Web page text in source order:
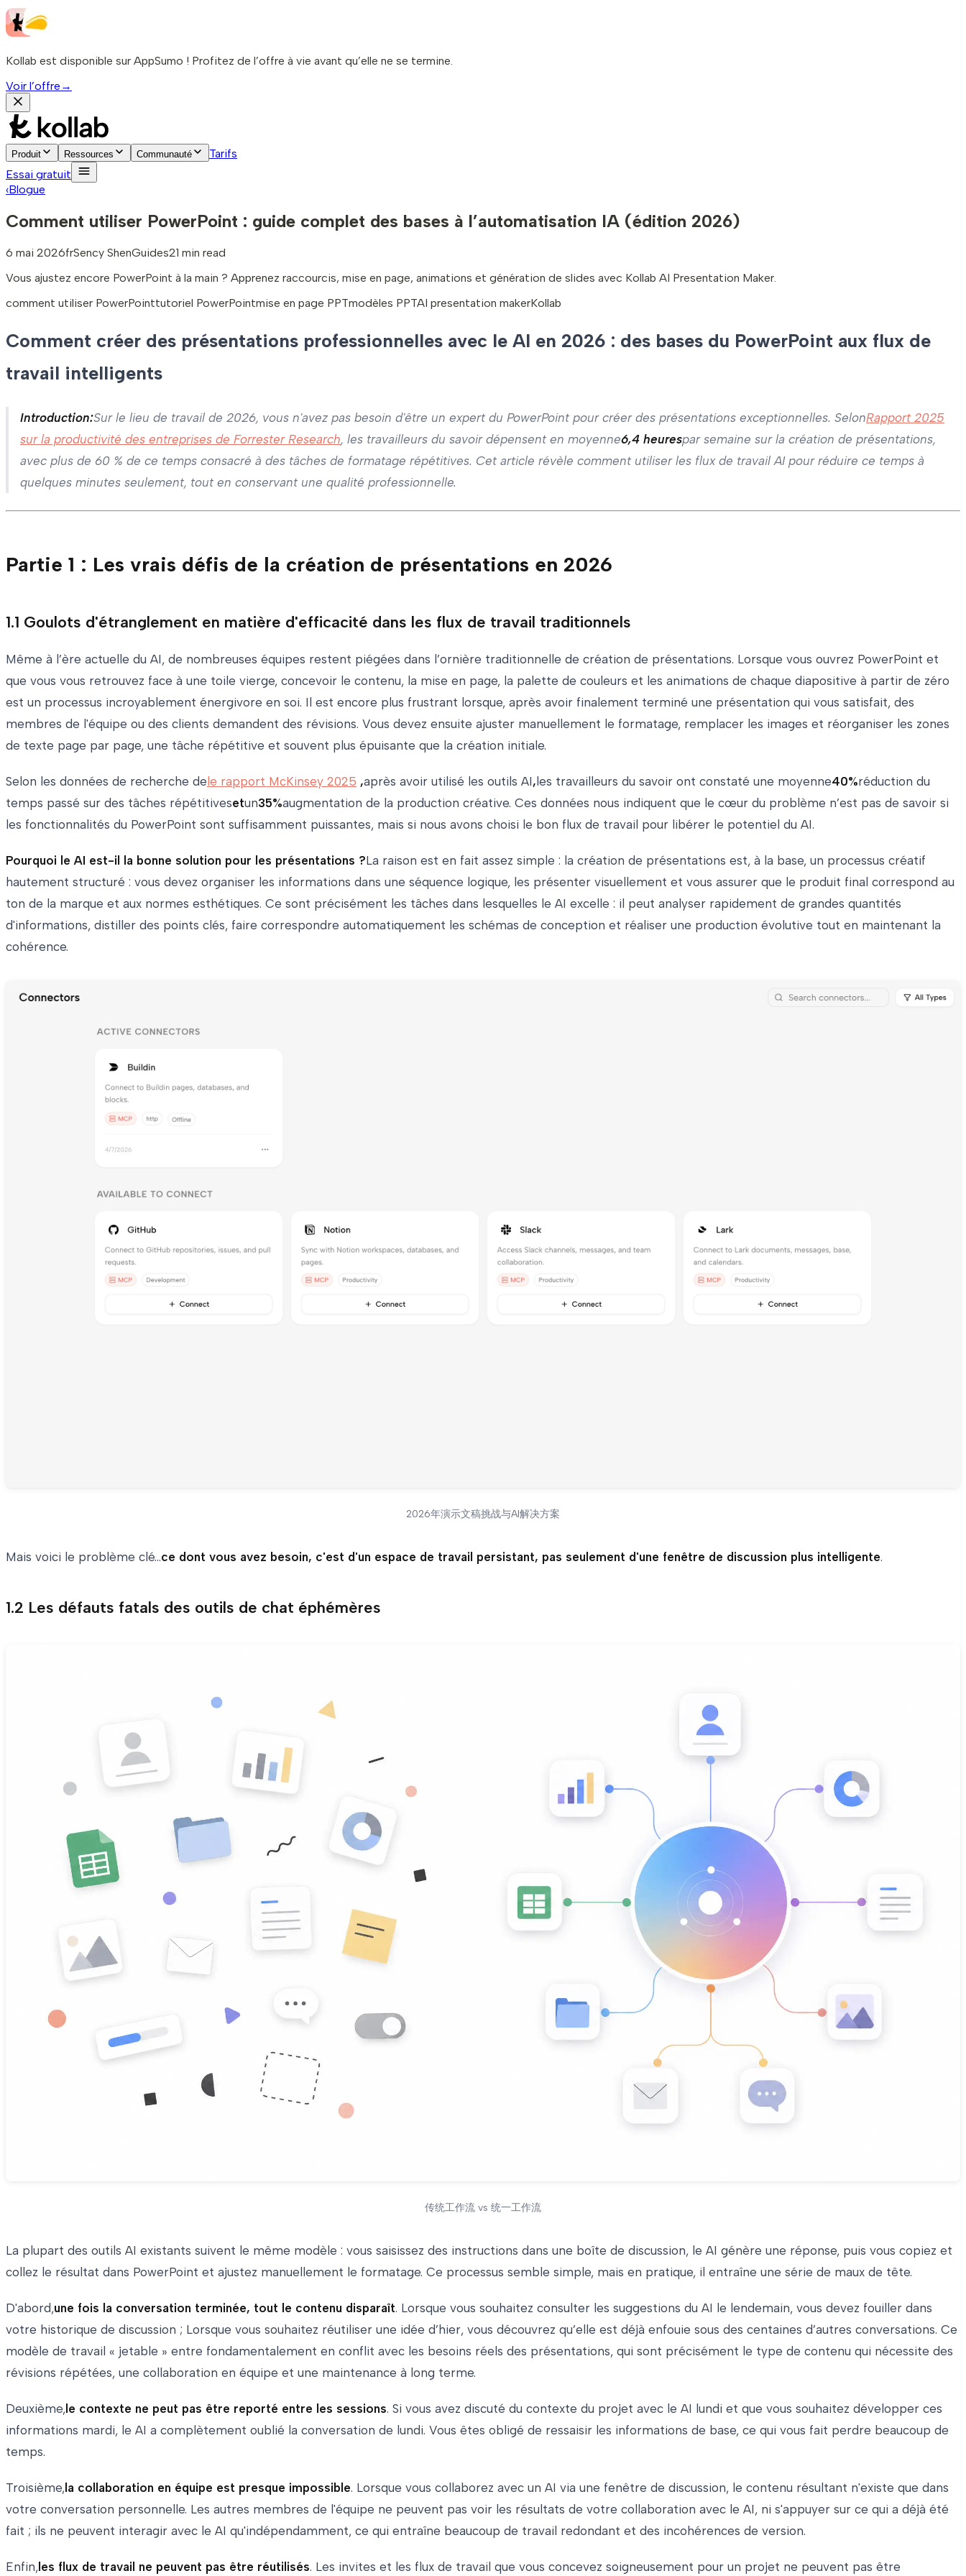
Kollab est disponible sur AppSumo ! Profitez de l’offre à vie avant qu’elle ne se termine.
Voir l’offre →
Produit Ressources Communauté
Tarifs
Essai gratuit
‹Blogue
Comment utiliser PowerPoint : guide complet des bases à l’automatisation IA (édition 2026)
6 mai 2026frSency ShenGuides21 min read
Vous ajustez encore PowerPoint à la main ? Apprenez raccourcis, mise en page, animations et génération de slides avec Kollab AI Presentation Maker.
comment utiliser PowerPointtutoriel PowerPointmise en page PPTmodèles PPTAI presentation makerKollab
Comment créer des présentations professionnelles avec le AI en 2026 : des bases du PowerPoint aux flux de
travail intelligents
Introduction:Sur le lieu de travail de 2026, vous n'avez pas besoin d'être un expert du PowerPoint pour créer des présentations exceptionnelles. SelonRapport 2025
sur la productivité des entreprises de Forrester Research, les travailleurs du savoir dépensent en moyenne6,4 heurespar semaine sur la création de présentations,
avec plus de 60 % de ce temps consacré à des tâches de formatage répétitives. Cet article révèle comment utiliser les flux de travail AI pour réduire ce temps à
quelques minutes seulement, tout en conservant une qualité professionnelle.
Partie 1 : Les vrais défis de la création de présentations en 2026
1.1 Goulots d'étranglement en matière d'efficacité dans les flux de travail traditionnels
Même à l’ère actuelle du AI, de nombreuses équipes restent piégées dans l’ornière traditionnelle de création de présentations. Lorsque vous ouvrez PowerPoint et
que vous vous retrouvez face à une toile vierge, concevoir le contenu, la mise en page, la palette de couleurs et les animations de chaque diapositive à partir de zéro
est un processus incroyablement énergivore en soi. Il est encore plus frustrant lorsque, après avoir finalement terminé une présentation qui vous satisfait, des
membres de l'équipe ou des clients demandent des révisions. Vous devez ensuite ajuster manuellement le formatage, remplacer les images et réorganiser les zones
de texte page par page, une tâche répétitive et souvent plus épuisante que la création initiale.
Selon les données de recherche dele rapport McKinsey 2025 ,après avoir utilisé les outils AI,les travailleurs du savoir ont constaté une moyenne40%réduction du
temps passé sur des tâches répétitivesetun35%augmentation de la production créative. Ces données nous indiquent que le cœur du problème n’est pas de savoir si
les fonctionnalités du PowerPoint sont suffisamment puissantes, mais si nous avons choisi le bon flux de travail pour libérer le potentiel du AI.
Pourquoi le AI est-il la bonne solution pour les présentations ?La raison est en fait assez simple : la création de présentations est, à la base, un processus créatif
hautement structuré : vous devez organiser les informations dans une séquence logique, les présenter visuellement et vous assurer que le produit final correspond au
ton de la marque et aux normes esthétiques. Ce sont précisément les tâches dans lesquelles le AI excelle : il peut analyser rapidement de grandes quantités
d'informations, distiller des points clés, faire correspondre automatiquement les schémas de conception et réaliser une production évolutive tout en maintenant la
cohérence.
2026年演示文稿挑战与AI解决方案
Mais voici le problème clé...ce dont vous avez besoin, c'est d'un espace de travail persistant, pas seulement d'une fenêtre de discussion plus intelligente.
1.2 Les défauts fatals des outils de chat éphémères
传统工作流 vs 统一工作流
La plupart des outils AI existants suivent le même modèle : vous saisissez des instructions dans une boîte de discussion, le AI génère une réponse, puis vous copiez et
collez le résultat dans PowerPoint et ajustez manuellement le formatage. Ce processus semble simple, mais en pratique, il entraîne une série de maux de tête.
D'abord,une fois la conversation terminée, tout le contenu disparaît. Lorsque vous souhaitez consulter les suggestions du AI le lendemain, vous devez fouiller dans
votre historique de discussion ; Lorsque vous souhaitez réutiliser une idée d’hier, vous découvrez qu’elle est déjà enfouie sous des centaines d’autres conversations. Ce
modèle de travail « jetable » entre fondamentalement en conflit avec les besoins réels des présentations, qui sont précisément le type de contenu qui nécessite des
révisions répétées, une collaboration en équipe et une maintenance à long terme.
Deuxième,le contexte ne peut pas être reporté entre les sessions. Si vous avez discuté du contexte du projet avec le AI lundi et que vous souhaitez développer ces
informations mardi, le AI a complètement oublié la conversation de lundi. Vous êtes obligé de ressaisir les informations de base, ce qui vous fait perdre beaucoup de
temps.
Troisième,la collaboration en équipe est presque impossible. Lorsque vous collaborez avec un AI via une fenêtre de discussion, le contenu résultant n'existe que dans
votre conversation personnelle. Les autres membres de l'équipe ne peuvent pas voir les résultats de votre collaboration avec le AI, ni s'appuyer sur ce qui a déjà été
fait ; ils ne peuvent interagir avec le AI qu'indépendamment, ce qui entraîne beaucoup de travail redondant et des incohérences de version.
Enfin,les flux de travail ne peuvent pas être réutilisés. Les invites et les flux de travail que vous concevez soigneusement pour un projet ne peuvent pas être